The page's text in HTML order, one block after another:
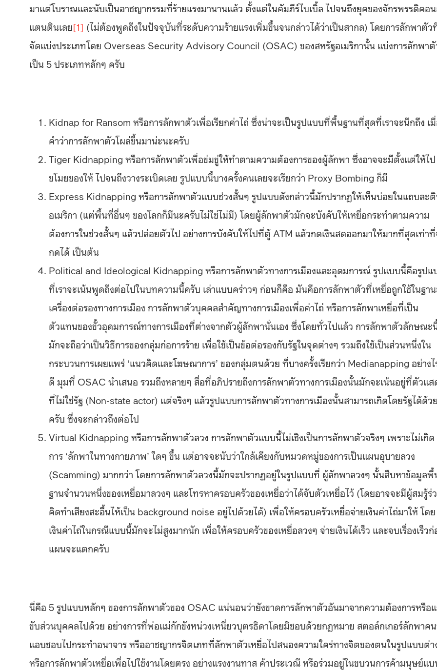
มาแต่โบราณและนับเป็นอาชญากรรมที่ร้ายแรงมานานแล้ว ตั้งแต่ในคัมภีร์ไบเบิ้ล ไปจนถึงยุคของจักรพรรดิคอ
แตนตินเลย[1] (ไม่ต้องพูดถึงในปัจจุบันที่ระดับความร้ายแรงเพิ่มขึ้นจนกล่าวได้ว่าเป็นสากล) โดยการลักพาตัว
จัดแบ่งประเภทโดย Overseas Security Advisory Council (OSAC) ของสหรัฐอเมริกานั้น แบ่งการลักพา
เป็น 5 ประเภทหลักๆ ครับ
Kidnap for Ransom หรือการลักพาตัวเพื่อเรียกค่าไถ่ ซึ่งน่าจะเป็นรูปแบบที่พื้นฐานที่สุดที่เราจะนึกถึง เ
คำว่าการลักพาตัวโผล่ขึ้นมาน่ะนะครับ
Tiger Kidnapping หรือการลักพาตัวเพื่อข่มขู่ให้ทำตามความต้องการของผู้ลักพา ซึ่งอาจจะมีตั้งแต่ให้ไป
ขโมยของให้ ไปจนถึงวางระเบิดเลย รูปแบบนี้บางครั้งคนเลยจะเรียกว่า Proxy Bombing ก็มี
Express Kidnapping หรือการลักพาตัวแบบช่วงสั้นๆ รูปแบบดังกล่าวนี้มักปรากฏให้เห็นบ่อยในแถบละ
อเมริกา (แต่พื้นที่อื่นๆ ของโลกก็มีนะครับไม่ใช่ไม่มี) โดยผู้ลักพาตัวมักจะบังคับให้เหยื่อกระทำตามความ
ต้องการในช่วงสั้นๆ แล้วปล่อยตัวไป อย่างการบังคับให้ไปที่ตู้ ATM แล้วกดเงินสดออกมาให้มากที่สุดเท่า
กดได้ เป็นต้น
Political and Ideological Kidnapping หรือการลักพาตัวทางการเมืองและอุดมการณ์ รูปแบบนี้คือรูปแ
ที่เราจะเน้นพูดถึงต่อไปในบทความนี้ครับ เล่าแบบคร่าวๆ ก่อนก็คือ มันคือการลักพาตัวที่เหยื่อถูกใช้ในฐา
เครื่องต่อรองทางการเมือง การลักพาตัวบุคคลสำคัญทางการเมืองเพื่อค่าไถ่ หรือการลักพาเหยื่อที่เป็น
ตัวแทนของขั้วอุดมการณ์ทางการเมืองที่ต่างจากตัวผู้ลักพานั่นเอง ซึ่งโดยทั่วไปแล้ว การลักพาตัวลักษณะ
มักจะถือว่าเป็นวิธีการของกลุ่มก่อการร้าย เพื่อใช้เป็นข้อต่อรองกับรัฐในจุดต่างๆ รวมถึงใช้เป็นส่วนหนึ่งใน
กระบวนการเผยแพร่ ‘แนวคิดและโฆษณาการ’ ของกลุ่มตนด้วย ที่บางครั้งเรียกว่า Medianapping อย่างไ
ดี มุมที่ OSAC นำเสนอ รวมถึงหลายๆ สื่อที่อภิปรายถึงการลักพาตัวทางการเมืองนั้นมักจะเน้นอยู่ที่ตัวแส
ที่ไม่ใช่รัฐ (Non-state actor) แต่จริงๆ แล้วรูปแบบการลักพาตัวทางการเมืองนั้นสามารถเกิดโดยรัฐได้ด้วย
ครับ ซึ่งจะกล่าวถึงต่อไป
Virtual Kidnapping หรือการลักพาตัวลวง การลักพาตัวแบบนี้ไม่เชิงเป็นการลักพาตัวจริงๆ เพราะไม่เกิด
การ ‘ลักพาในทางกายภาพ’ ใดๆ ขึ้น แต่อาจจะนับว่าใกล้เคียงกับหมวดหมู่ของการเป็นแผนอุบายลวง
(Scamming) มากกว่า โดยการลักพาตัวลวงนี้มักจะปรากฏอยู่ในรูปแบบที่ ผู้ลักพาลวงๆ นั้นสืบหาข้อมูลพื้
ฐานจำนวนหนึ่งของเหยื่อมาลวงๆ และโทรหาครอบครัวของเหยื่อว่าได้จับตัวเหยื่อไว้ (โดยอาจจะมีผู้สมรู้ร่
คิดทำเสียงสะอื้นไห้เป็น background noise อยู่ไปด้วยได้) เพื่อให้ครอบครัวเหยื่อจ่ายเงินค่าไถ่มาให้ โดย
เงินค่าไถ่ในกรณีแบบนี้มักจะไม่สูงมากนัก เพื่อให้ครอบครัวของเหยื่อลวงๆ จ่ายเงินได้เร็ว และจบเรื่องเร็ว
แผนจะแตกครับ
นี่คือ 5 รูปแบบหลักๆ ของการลักพาตัวของ OSAC แน่นอนว่ายังขาดการลักพาตัวอันมาจากความต้องการหรือแ
ขับส่วนบุคคลไปด้วย อย่างการที่พ่อแม่กักขังหน่วงเหนี่ยวบุตรธิดาโดยมิชอบด้วยกฏหมาย สตอล์กเกอร์ลักพาค
แอบชอบไปกระทำอนาจาร หรืออาชญากรจิตเภทที่ลักพาตัวเหยื่อไปสนองความใคร่ทางจิตของตนในรูปแบบต่า
หรือการลักพาตัวเหยื่อเพื่อไปใช้งานโดยตรง อย่างแรงงานทาส ค้าประเวณี หรือร่วมอยู่ในขบวนการค้ามนุษย์แ